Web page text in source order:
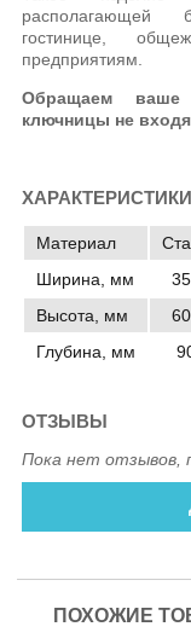
располагающей
гостинице,
предприятиям.
Обращаем ваше
ключницы не
ХАРАКТЕРИСТИКИ
Материал
Ширина, мм
Высота, мм
Глубина, мм
ОТЗЫВЫ
Пока нет отзывов,
ПОХОЖИЕ